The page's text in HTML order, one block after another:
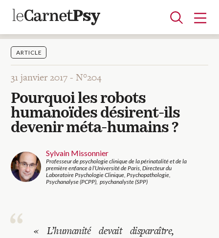
Articles
A la une
Adolescence
Dispositif
Enfance
Périnatalité
Psychanalyse
Psychopathologie
Soin
Dossiers
Auteurs
Blocs-notes
Recherches
ARTICLE
31 janvier 2017 -N°204
Pourquoi les robots
humanoïdes désirent-ils
devenir méta-humains ?
Sylvain Missonnier
Professeur de psychologie clinique de la périnatalité et de la
première enfance à l’Université de Paris, Directeur du
Laboratoire Psychologie Clinique, Psychopathologie,
Psychanalyse (PCPP), psychanalyste (SPP)
« L’humanité devait disparaître,